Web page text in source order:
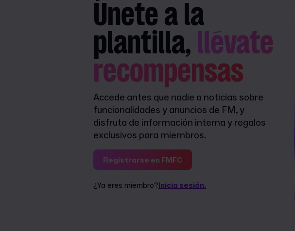
Únete a la
plantilla, llévate
recompensas
Accede antes que nadie a noticias sobre
funcionalidades y anuncios de FM, y
disfruta de información interna y regalos
exclusivos para miembros.
Registrarse en FMFC
¿Ya eres miembro?Inicia sesión.